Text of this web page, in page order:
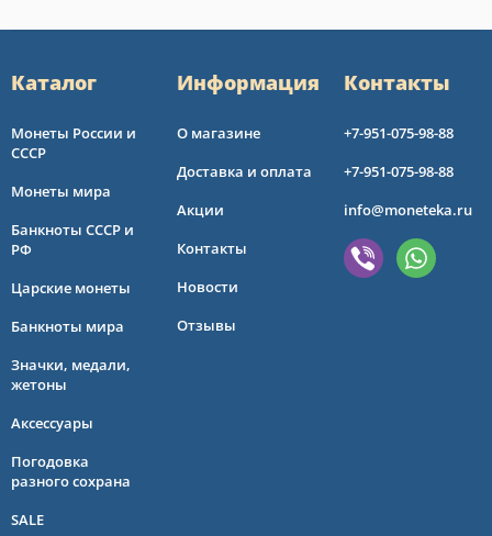
Каталог
Монеты России и
СССР
Монеты мира
Банкноты СССР и
РФ
Царские монеты
Банкноты мира
Значки, медали,
жетоны
Аксессуары
Погодовка
разного сохрана
SALE
Информация
О магазине
Доставка и оплата
Акции
Контакты
Новости
Отзывы
Контакты
+7-951-075-98-88
+7-951-075-98-88
info@moneteka.ru